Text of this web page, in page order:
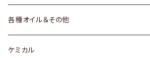
三菱
スバル
マツダ
マツダ
スバル
ホンダ
スズキ
各種オイル＆その他
ディーデル洗浄添加剤
ケミカル